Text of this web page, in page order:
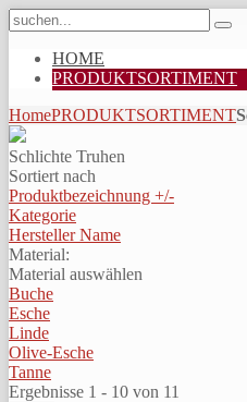
HOME
PRODUKTSORTIMENT
HomePRODUKTSORTIMENT
Schlichte Truhen
Sortiert nach
Produktbezeichnung +/-
Kategorie
Hersteller Name
Material:
Material auswählen
Buche
Esche
Linde
Olive-Esche
Tanne
Ergebnisse 1 - 10 von 11